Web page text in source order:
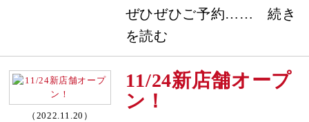
ぜひぜひご予約…… 続き
を読む
（2022.11.20）
11/24新店舗オープ
ン！